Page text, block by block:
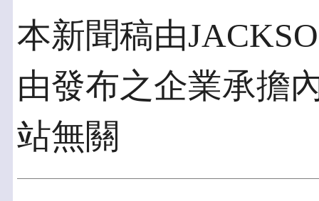
本新聞稿由
由發布之企業承擔
站無關